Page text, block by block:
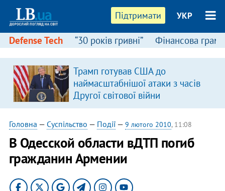
Підтримати УКР
Defense Tech “30 років гривні” Фінансова
Трамп готував США до
наймасштабнішої атаки з часів
Другої світової війни
Головна — Суспільство — Події— 9 лютого 2010, 11:08
В Одесской области вДТП погиб
гражданин Армении